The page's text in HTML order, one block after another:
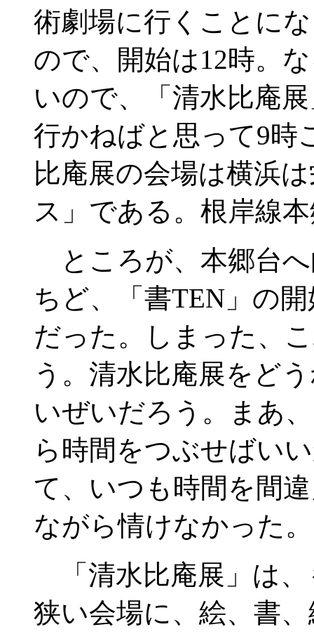
術劇場に行くことに
ので、開始は12時。
いので、「清水比庵
行かねばと思って9時
比庵展の会場は横浜
ス」である。根岸線
ところが、本郷台
ちど、「書TEN」の
だった。しまった、
う。清水比庵展をど
いぜいだろう。まあ
ら時間をつぶせばい
て、いつも時間を間
ながら情けなかった。
「清水比庵展」は
狭い会場に、絵、書